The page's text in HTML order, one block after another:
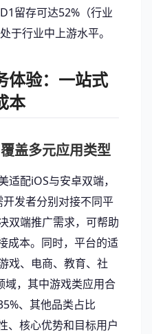
留存可达52%（行业
于行业中上游水平。
体验：一站式
本
盖多元应用类型
适配iOS与安卓双端，
发者分别对接不同平
双端推广需求，可帮助
成本。同时，平台的适
戏、电商、教育、社
域，其中游戏类应用合
、其他品类占比
、核心优势和目标用户